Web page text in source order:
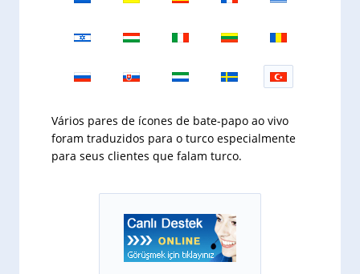
Vários pares de ícones de bate-papo ao vivo
foram traduzidos para o turco especialmente
para seus clientes que falam turco.